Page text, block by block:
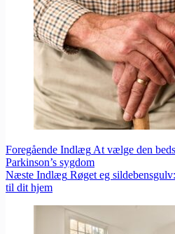
Foregående Indlæg At vælge den
Parkinson’s sygdom
Næste Indlæg Røget eg
til dit hjem